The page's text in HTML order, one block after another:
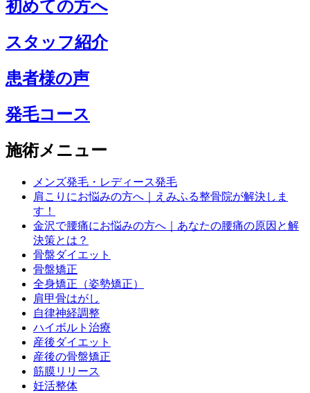
初めての方へ
スタッフ紹介
患者様の声
発毛コース
施術メニュー
メンズ発毛・レディース発毛
肩こりにお悩みの方へ｜えみふる整骨院が解決しま
す！
金沢で腰痛にお悩みの方へ｜あなたの腰痛の原因と解
決策とは？
骨盤ダイエット
骨盤矯正
全身矯正（姿勢矯正）
肩甲骨はがし
自律神経調整
ハイボルト治療
産後ダイエット
産後の骨盤矯正
筋膜リリース
妊活整体